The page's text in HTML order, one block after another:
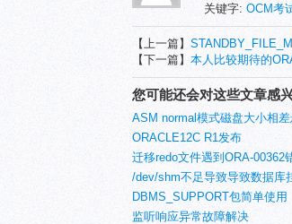
关键字: OCM考
【上一篇】
【下一篇】 本人比较期待的
您可能还会对这些文章感兴
ASM normal模式磁盘大小相
ORACLE12C R1发布
迁移redo文件遇到ORA-00362
/dev/shm不足导致导致数据库
DBMS_SUPPORT包简单使用
监听响应异常故障解决